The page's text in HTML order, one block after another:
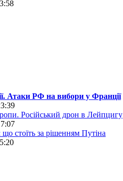
Атаки РФ на вибори у Франції
Російський дрон в Лейпцигу
стоїть за рішенням Путіна